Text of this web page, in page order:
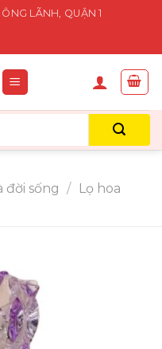
LÃNH, QUẬN 1
đời sống / Lọ hoa